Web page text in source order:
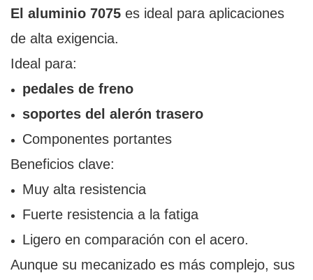
El aluminio 7075 es ideal para aplicaciones
de alta exigencia.
Ideal para:
pedales de freno
soportes del alerón trasero
Componentes portantes
Beneficios clave:
Muy alta resistencia
Fuerte resistencia a la fatiga
Ligero en comparación con el acero.
Aunque su mecanizado es más complejo, sus